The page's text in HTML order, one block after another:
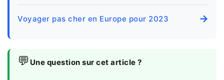
Voyager pas cher en Europe pour 2023 →
💬 Une question sur cet article ?